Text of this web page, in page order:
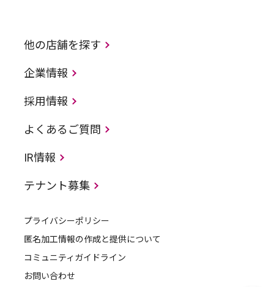
他の店舗を探す
企業情報
採用情報
よくあるご質問
IR情報
テナント募集
プライバシーポリシー
匿名加工情報の作成と提供について
コミュニティガイドライン
お問い合わせ